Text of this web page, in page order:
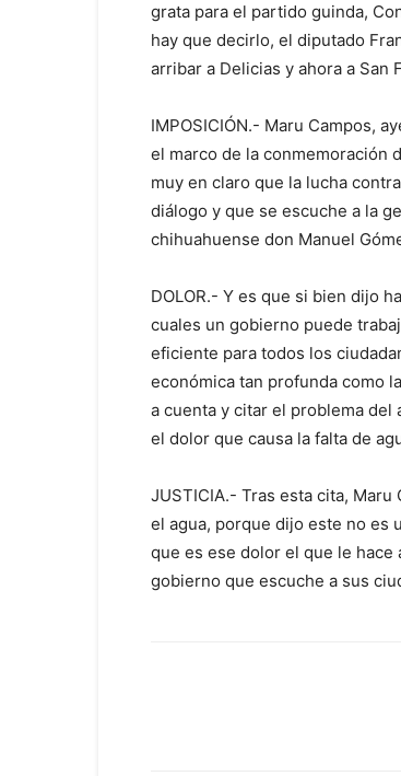
grata para el partido guinda,
hay que decirlo, el diputado
arribar a Delicias y ahora a San
IMPOSICIÓN.- Maru Campos,
el marco de la conmemoración
muy en claro que la lucha
diálogo y que se escuche a la
chihuahuense don Manuel
DOLOR.- Y es que si bien dijo
cuales un gobierno puede
eficiente para todos los
económica tan profunda como
a cuenta y citar el problema
el dolor que causa la falta de
JUSTICIA.- Tras esta cita,
el agua, porque dijo este no es
que es ese dolor el que le hace
gobierno que escuche a sus